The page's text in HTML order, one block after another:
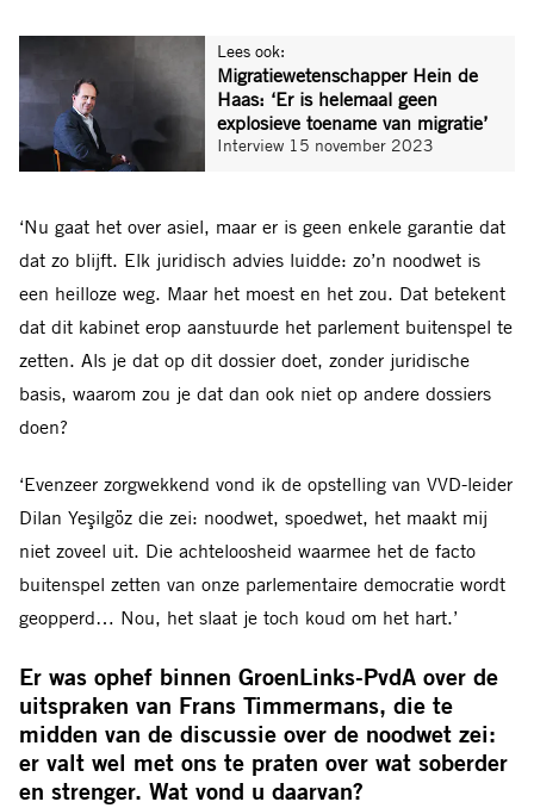
Lees ook:
Migratiewetenschapper Hein de
Haas: ‘Er is helemaal geen
explosieve toename van migratie’
Interview 15 november 2023
‘Nu gaat het over asiel, maar er is geen enkele garantie dat
dat zo blijft. Elk juridisch advies luidde: zo’n noodwet is
een heilloze weg. Maar het moest en het zou. Dat betekent
dat dit kabinet erop aanstuurde het parlement buitenspel te
zetten. Als je dat op dit dossier doet, zonder juridische
basis, waarom zou je dat dan ook niet op andere dossiers
doen?
‘Evenzeer zorgwekkend vond ik de opstelling van VVD-leider
Dilan Yeşilgöz die zei: noodwet, spoedwet, het maakt mij
niet zoveel uit. Die achteloosheid waarmee het de facto
buitenspel zetten van onze parlementaire democratie wordt
geopperd… Nou, het slaat je toch koud om het hart.’
Er was ophef binnen GroenLinks-PvdA over de
uitspraken van Frans Timmermans, die te
midden van de discussie over de noodwet zei:
er valt wel met ons te praten over wat soberder
en strenger. Wat vond u daarvan?